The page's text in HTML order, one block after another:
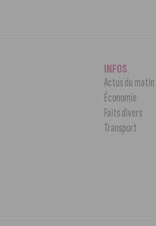
INFOS
Actus du matin
Économie
Faits divers
Transport